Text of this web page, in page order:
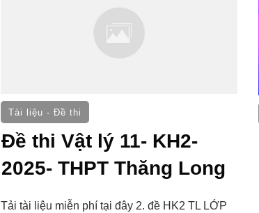
Tài liệu - Đề thi
Đề thi Vật lý 11- KH2-
2025- THPT Thăng Long
Tải tài liệu miễn phí tại đây 2. đề HK2 TL LỚP